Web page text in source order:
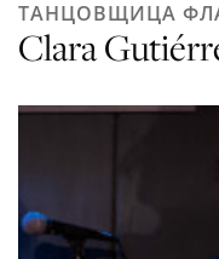
ТАНЦОВЩИЦА
Clara